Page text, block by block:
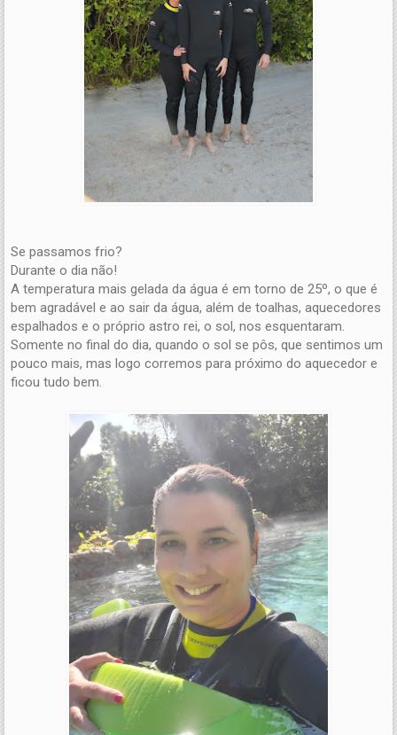
Se passamos frio?
Durante o dia não!
A temperatura mais gelada da água é em torno de 25º, o que é
bem agradável e ao sair da água, além de toalhas, aquecedores
espalhados e o próprio astro rei, o sol, nos esquentaram.
Somente no final do dia, quando o sol se pôs, que sentimos um
pouco mais, mas logo corremos para próximo do aquecedor e
ficou tudo bem.